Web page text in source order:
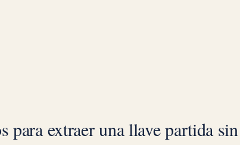
para extraer una llave partida sin